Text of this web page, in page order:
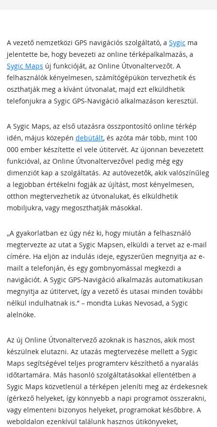
A vezető nemzetközi GPS navigációs szolgáltató, a Sygic ma
jelentette be, hogy bevezeti az online térképalkalmazás, a
Sygic Maps új funkcióját, az Online Útvonaltervezőt. A
felhasználók kényelmesen, számítógépükön tervezhetik és
oszthatják meg a kívánt útvonalat, majd ezt elküldhetik
telefonjukra a Sygic GPS-Navigáció alkalmazáson keresztül.
A Sygic Maps, az első utazásra összpontosító online térkép
idén, május közepén debütált, és azóta már több, mint 100
000 ember készítette el vele útitervét. Az újonnan bevezetett
funkcióval, az Online Útvonaltervezővel pedig még egy
dimenziót kap a szolgáltatás. Az autóvezetők, akik valószínűleg
a legjobban értékelni fogják az újítást, most kényelmesen,
otthon megtervezhetik az útvonalukat, és elküldhetik
mobiljukra, vagy megoszthatják másokkal.
,,A gyakorlatban ez úgy néz ki, hogy miután a felhasználó
megtervezte az utat a Sygic Mapsen, elküldi a tervet az e-mail
címére. Ha eljön az indulás ideje, egyszerűen megnyitja az e-
mailt a telefonján, és egy gombnyomással megkezdi a
navigációt. A Sygic GPS-Navigáció alkalmazás automatikusan
megnyitja az útitervet, így a vezető és utasai minden további
nélkül indulhatnak is.” – mondta Lukas Nevosad, a Sygic
alelnöke.
Az új Online Útvonaltervező azoknak is hasznos, akik most
készülnek elutazni. Az utazás megtervezése mellett a Sygic
Maps segítségével teljes programterv készíthető a nyaralás
időtartamára. Más hasonló szolgáltatásokkal ellentétben a
Sygic Maps közvetlenül a térképen jeleníti meg az érdekesnek
ígérkező helyeket, így könnyebb a napi programot összerakni,
vagy elmenteni bizonyos helyeket, programokat későbbre. A
weboldalon ezenkívül találunk hasznos útikönyveket,